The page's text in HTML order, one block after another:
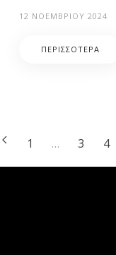
12 ΝΟΕΜΒΡΊΟΥ 2024
ΠΕΡΙΣΣΌΤΕΡΑ
1 … 3 4